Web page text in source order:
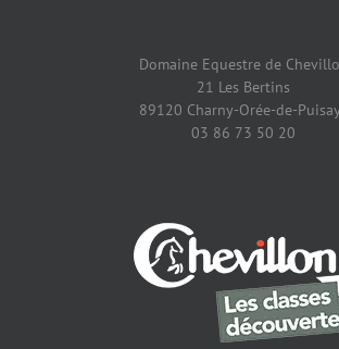
Domaine Equestre de
21 Les Bertins
89120 Charny-Orée-de-
03 86 73 50 20